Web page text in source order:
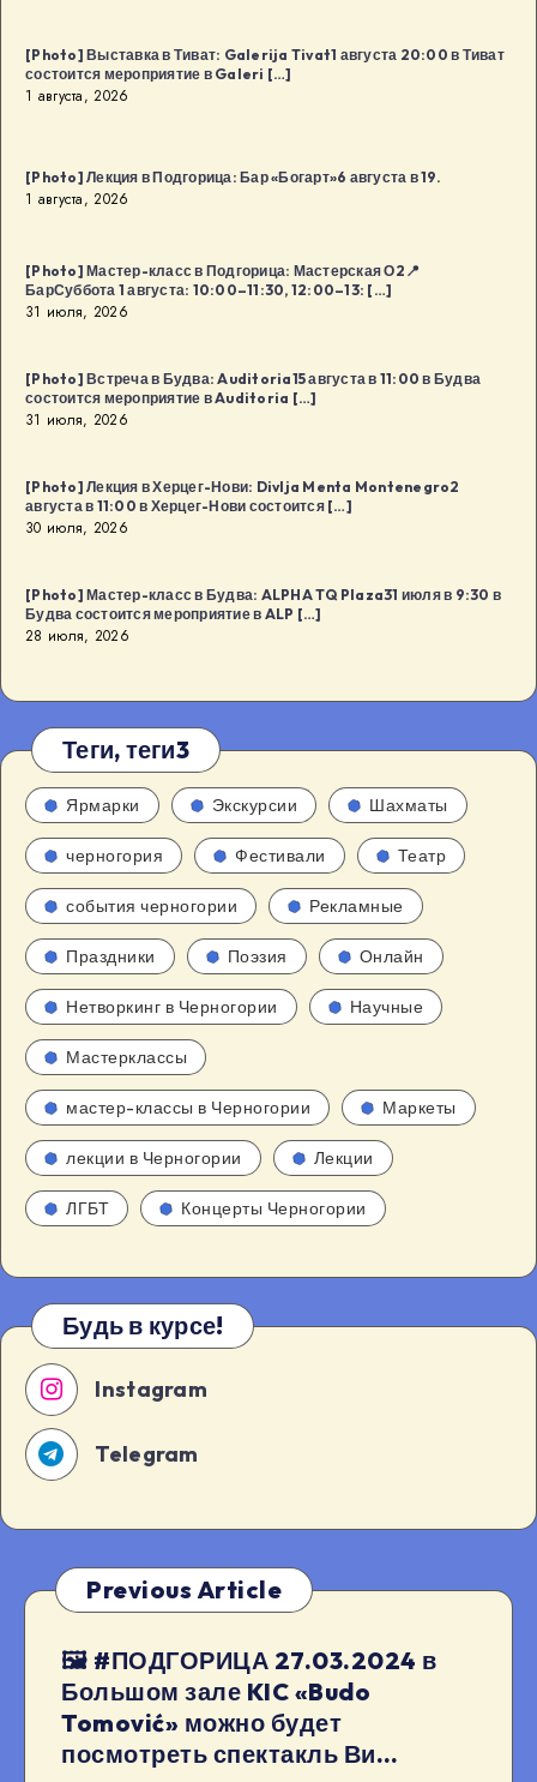
[Photo] Выставка в Тиват: Galerija Tivat1 августа 20:00 в Тиват
состоится мероприятие в Galeri […]
1 августа, 2026
[Photo] Лекция в Подгорица: Бар «Богарт»6 августа в 19.
1 августа, 2026
[Photo] Мастер-класс в Подгорица: Мастерская О2📍
БарСуббота 1 августа: 10:00–11:30, 12:00–13: […]
31 июля, 2026
[Photo] Встреча в Будва: Auditoria15 августа в 11:00 в Будва
состоится мероприятие в Auditoria […]
31 июля, 2026
[Photo] Лекция в Херцег-Нови: Divlja Menta Montenegro2
августа в 11:00 в Херцег-Нови состоится […]
30 июля, 2026
[Photo] Мастер-класс в Будва: ALPHA TQ Plaza31 июля в 9:30 в
Будва состоится мероприятие в ALP […]
28 июля, 2026
Теги, теги3
Ярмарки Экскурсии Шахматы
черногория Фестивали Театр
события черногории Рекламные
Праздники Поэзия Онлайн
Нетворкинг в Черногории Научные
Мастерклассы
мастер-классы в Черногории Маркеты
лекции в Черногории Лекции
ЛГБТ Концерты Черногории
Будь в курсе!
Instagram
Telegram
Previous Article
🖼 #ПОДГОРИЦА 27.03.2024 в
Большом зале KIC «Budo
Tomović» можно будет
посмотреть спектакль Ви…